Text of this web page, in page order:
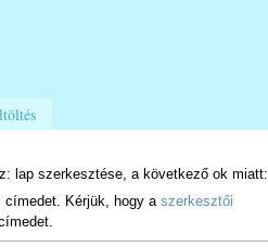
lap szerkesztése, a következő ok miatt:
címedet. Kérjük, hogy a szerkesztői